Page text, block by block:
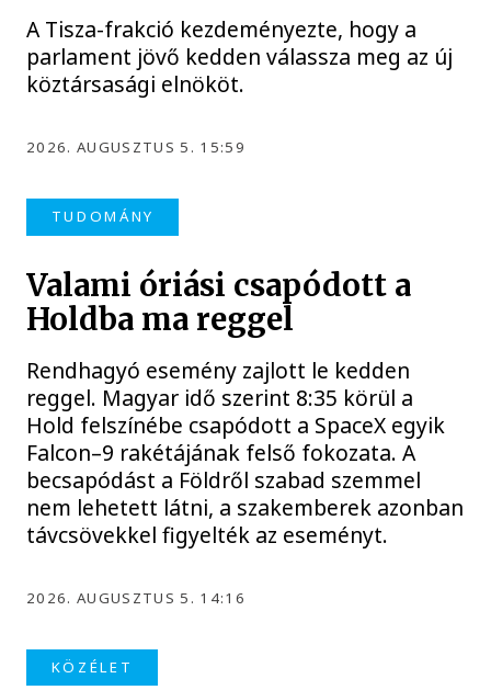
A Tisza-frakció kezdeményezte, hogy a
parlament jövő kedden válassza meg az új
köztársasági elnököt.
2026. AUGUSZTUS 5. 15:59
TUDOMÁNY
Valami óriási csapódott a
Holdba ma reggel
Rendhagyó esemény zajlott le kedden
reggel. Magyar idő szerint 8:35 körül a
Hold felszínébe csapódott a SpaceX egyik
Falcon–9 rakétájának felső fokozata. A
becsapódást a Földről szabad szemmel
nem lehetett látni, a szakemberek azonban
távcsövekkel figyelték az eseményt.
2026. AUGUSZTUS 5. 14:16
KÖZÉLET